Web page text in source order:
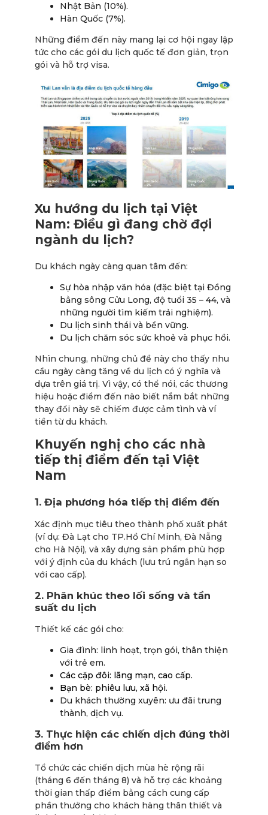
Nhật Bản (10%).
Hàn Quốc (7%).
Những điểm đến này mang lại cơ hội ngay lập
tức cho các gói du lịch quốc tế đơn giản, trọn
gói và hỗ trợ visa.
Xu hướng du lịch tại Việt
Nam: Điều gì đang chờ đợi
ngành du lịch?
Du khách ngày càng quan tâm đến:
Sự hòa nhập văn hóa (đặc biệt tại Đồng
bằng sông Cửu Long, độ tuổi 35 – 44, và
những người tìm kiếm trải nghiệm).
Du lịch sinh thái và bền vững.
Du lịch chăm sóc sức khoẻ và phục hồi.
Nhìn chung, những chủ đề này cho thấy nhu
cầu ngày càng tăng về du lịch có ý nghĩa và
dựa trên giá trị. Vì vậy, có thể nói, các thương
hiệu hoặc điểm đến nào biết nắm bắt những
thay đổi này sẽ chiếm được cảm tình và ví
tiền từ du khách.
Khuyến nghị cho các nhà
tiếp thị điểm đến tại Việt
Nam
1. Địa phương hóa tiếp thị điểm đến
Xác định mục tiêu theo thành phố xuất phát
(ví dụ: Đà Lạt cho TP.Hồ Chí Minh, Đà Nẵng
cho Hà Nội), và xây dựng sản phẩm phù hợp
với ý định của du khách (lưu trú ngắn hạn so
với cao cấp).
2. Phân khúc theo lối sống và tần
suất du lịch
Thiết kế các gói cho:
Gia đình: linh hoạt, trọn gói, thân thiện
với trẻ em.
Các cặp đôi: lãng mạn, cao cấp.
Bạn bè: phiêu lưu, xã hội.
Du khách thường xuyên: ưu đãi trung
thành, dịch vụ.
3. Thực hiện các chiến dịch đúng thời
điểm hơn
Tổ chức các chiến dịch mùa hè rộng rãi
(tháng 6 đến tháng 8) và hỗ trợ các khoảng
thời gian thấp điểm bằng cách cung cấp
phần thưởng cho khách hàng thân thiết và